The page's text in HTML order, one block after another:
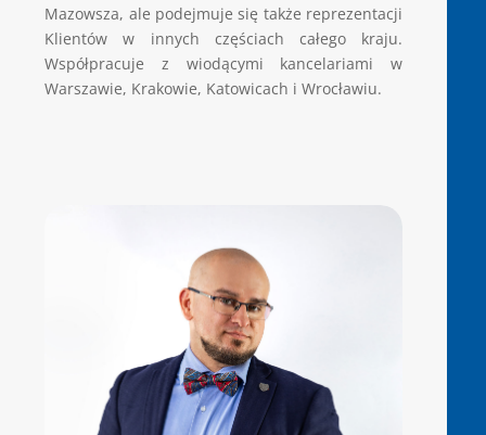
Mazowsza, ale podejmuje się także reprezentacji
Klientów w innych częściach całego kraju.
Współpracuje z wiodącymi kancelariami w
Warszawie, Krakowie, Katowicach i Wrocławiu.